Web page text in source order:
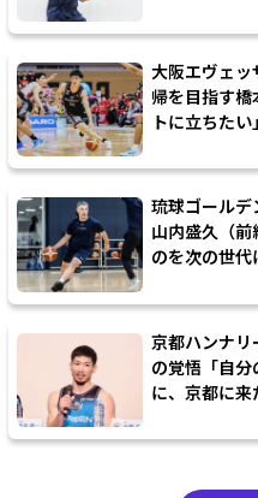
大阪エヴェッ
帰を目指す
トに立ちたい」
琉球ゴールデ
山内盛久（
のを次の世代
京都ハンナ
の覚悟「自
に、京都に来